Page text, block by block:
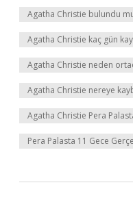
Agatha Christie bulundu
Agatha Christie kaç gün
Agatha Christie neden
Agatha Christie nereye
Agatha Christie Pera
Pera Palasta 11 Gece